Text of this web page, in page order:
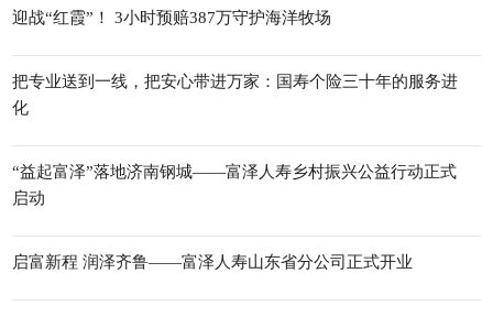
迎战“红霞”！ 3小时预赔387万守护海洋牧场
把专业送到一线，把安心带进万家：国寿个险三十年的服务进
化
“益起富泽”落地济南钢城——富泽人寿乡村振兴公益行动正式
启动
启富新程 润泽齐鲁——富泽人寿山东省分公司正式开业